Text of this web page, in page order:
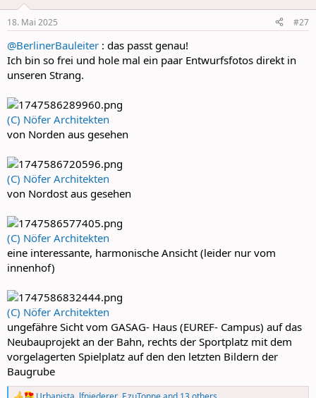
s
18. Mai 2025 #27
@BerlinerBauleiter : das passt genau!
Ich bin so frei und hole mal ein paar Entwurfsfotos direkt in
unseren Strang.
(C) Nöfer Architekten
von Norden aus gesehen
(C) Nöfer Architekten
von Nordost aus gesehen
(C) Nöfer Architekten
eine interessante, harmonische Ansicht (leider nur vom
innenhof)
(C) Nöfer Architekten
ungefähre Sicht vom GASAG- Haus (EUREF- Campus) auf das
Neubauprojekt an der Bahn, rechts der Sportplatz mit dem
vorgelagerten Spielplatz auf den den letzten Bildern der
Baugrube